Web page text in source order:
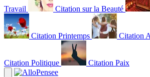
Travail Citation sur la Beauté
Citation Printemps Citation
Citation Politique Citation Paix